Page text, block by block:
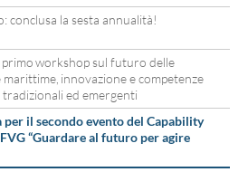
conclusa la sesta annualità!
primo workshop sul futuro delle
innovazione e competenze
ed emergenti
per il secondo evento del Capability
“Guardare al futuro per agire